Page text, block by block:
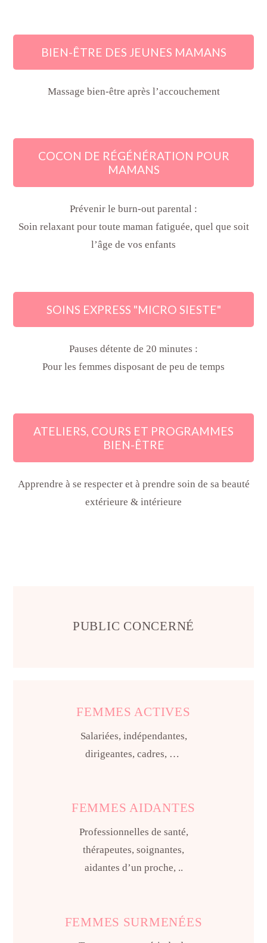
BIEN-ÊTRE DES JEUNES MAMANS
Massage bien-être après l’accouchement
COCON DE RÉGÉNÉRATION POUR
MAMANS
Prévenir le burn-out parental :
Soin relaxant pour toute maman fatiguée, quel que soit
l’âge de vos enfants
SOINS EXPRESS "MICRO SIESTE"
Pauses détente de 20 minutes :
Pour les femmes disposant de peu de temps
ATELIERS, COURS ET PROGRAMMES
BIEN-ÊTRE
Apprendre à se respecter et à prendre soin de sa beauté
extérieure & intérieure
PUBLIC CONCERNÉ
FEMMES ACTIVES
Salariées, indépendantes,
dirigeantes, cadres, …
FEMMES AIDANTES
Professionnelles de santé,
thérapeutes, soignantes,
aidantes d’un proche, ..
FEMMES SURMENÉES